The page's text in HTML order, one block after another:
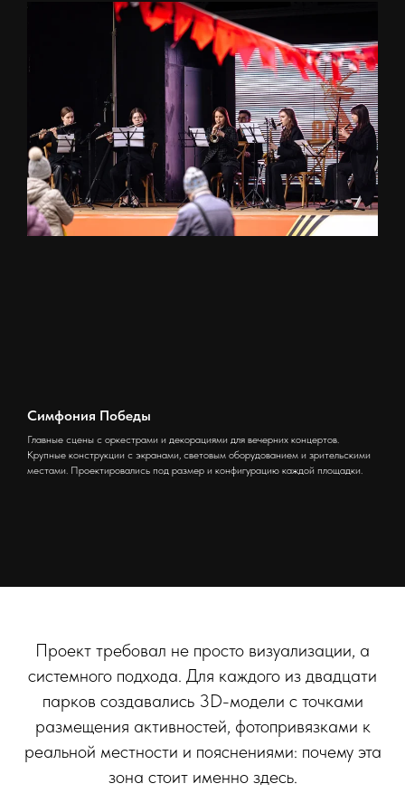
Симфония Победы
Главные сцены с оркестрами и декорациями для вечерних концертов.
Крупные конструкции с экранами, световым оборудованием и зрительскими
местами. Проектировались под размер и конфигурацию каждой площадки.
Проект требовал не просто визуализации, а
системного подхода. Для каждого из двадцати
парков создавались 3D-модели с точками
размещения активностей, фотопривязками к
реальной местности и пояснениями: почему эта
зона стоит именно здесь.